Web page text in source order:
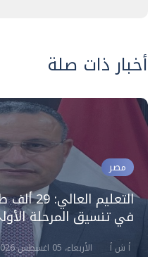
أخبار ذات صلة
مصر
التعليم
في تنسيق المرحلة
أ ش أ الأربعاء، 05 اغسطس 2026 09:28 م